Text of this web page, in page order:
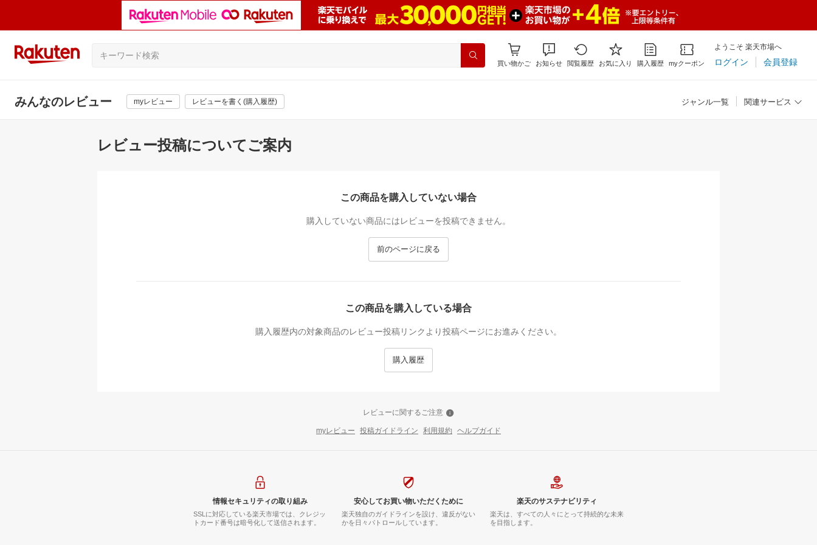
買い物かご お知らせ 閲覧履歴 お気に入り 購入履歴 myクーポン
ようこそ 楽天市場へ
ログイン 会員登録
みんなのレビュー myレビュー レビューを書く(購入履歴) ジャンル一覧 関連サービス
レビュー投稿についてご案内
この商品を購入していない場合
購入していない商品にはレビューを投稿できません。
前のページに戻る
この商品を購入している場合
購入履歴内の対象商品のレビュー投稿リンクより投稿ページにお進みください。
購入履歴
レビューに関するご注意
myレビュー 投稿ガイドライン 利用規約 ヘルプガイド
情報セキュリティの取り組み
SSLに対応している楽天市場では、クレジッ
トカード番号は暗号化して送信されます。
安心してお買い物いただくために
楽天独自のガイドラインを設け、違反がない
かを日々パトロールしています。
楽天のサステナビリティ
楽天は、すべての人々にとって持続的な未来
を目指します。